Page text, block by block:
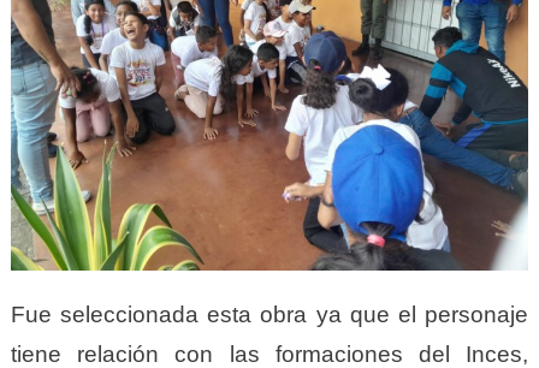
Fue seleccionada esta obra ya que el personaje
tiene relación con las formaciones del Inces,